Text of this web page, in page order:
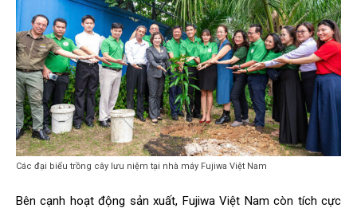
Các đại biểu trồng cây lưu niệm tại nhà máy Fujiwa Việt Nam
Bên cạnh hoạt động sản xuất, Fujiwa Việt Nam còn tích cực